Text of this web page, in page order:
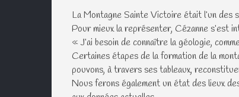
La Montagne Sainte Victoire était l’un des
Pour mieux la représenter, Cézanne s’est
« J’ai besoin de connaître la géologie,
Certaines étapes de la formation de la
pouvons, à travers ses tableaux,
Nous ferons également un état des lieux